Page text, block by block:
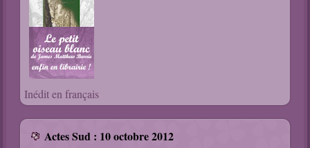
Inédit en français
Actes Sud : 10 octobre 2012